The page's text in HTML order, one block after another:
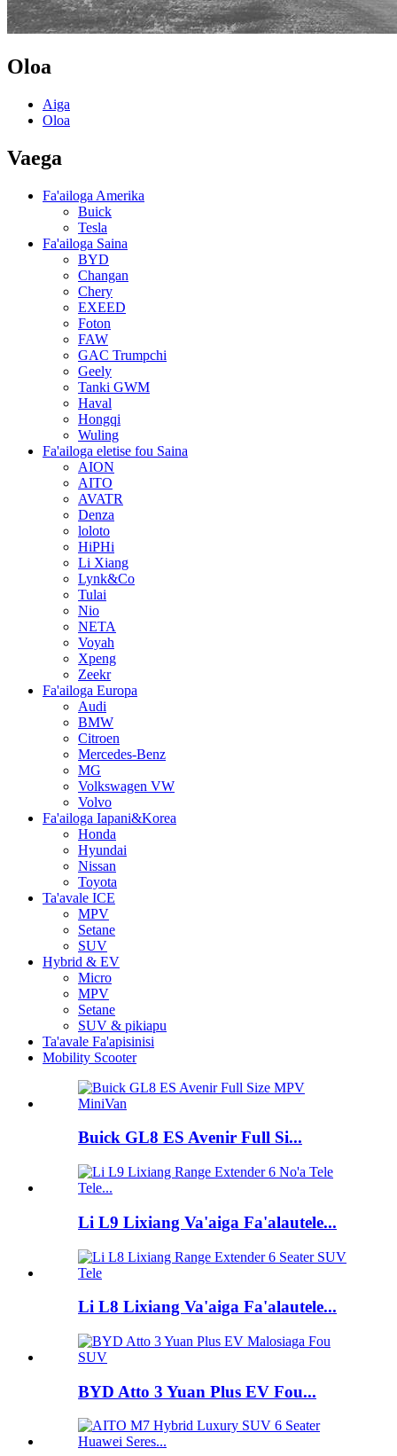
Oloa
Aiga
Oloa
Vaega
Fa'ailoga Amerika
Buick
Tesla
Fa'ailoga Saina
BYD
Changan
Chery
EXEED
Foton
FAW
GAC Trumpchi
Geely
Tanki GWM
Haval
Hongqi
Wuling
Fa'ailoga eletise fou Saina
AION
AITO
AVATR
Denza
loloto
HiPHi
Li Xiang
Lynk&Co
Tulai
Nio
NETA
Voyah
Xpeng
Zeekr
Fa'ailoga Europa
Audi
BMW
Citroen
Mercedes-Benz
MG
Volkswagen VW
Volvo
Fa'ailoga Iapani&Korea
Honda
Hyundai
Nissan
Toyota
Ta'avale ICE
MPV
Setane
SUV
Hybrid & EV
Micro
MPV
Setane
SUV & pikiapu
Ta'avale Fa'apisinisi
Mobility Scooter
Buick GL8 ES Avenir Full Si...
Li L9 Lixiang Va'aiga Fa'alautele...
Li L8 Lixiang Va'aiga Fa'alautele...
BYD Atto 3 Yuan Plus EV Fou...